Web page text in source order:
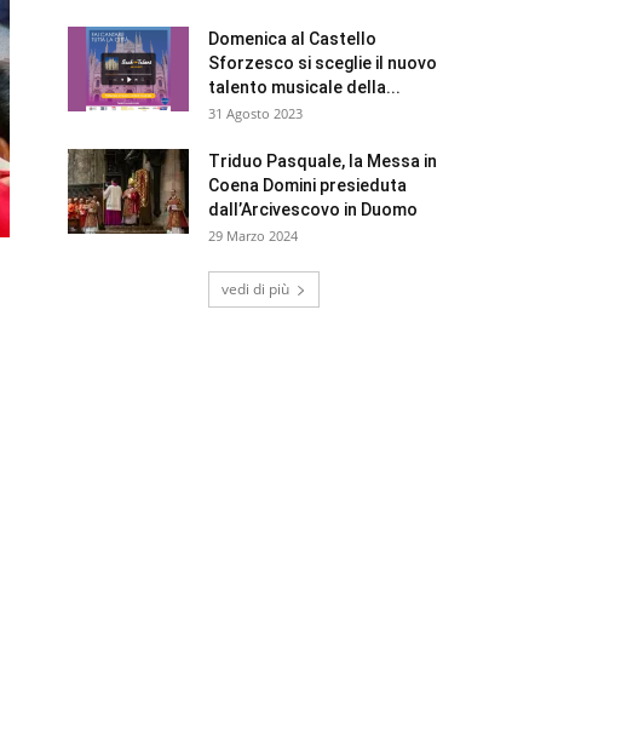
Domenica al Castello
Sforzesco si sceglie il nuovo
talento musicale della...
31 Agosto 2023
Triduo Pasquale, la Messa in
Coena Domini presieduta
dall’Arcivescovo in Duomo
29 Marzo 2024
vedi di più